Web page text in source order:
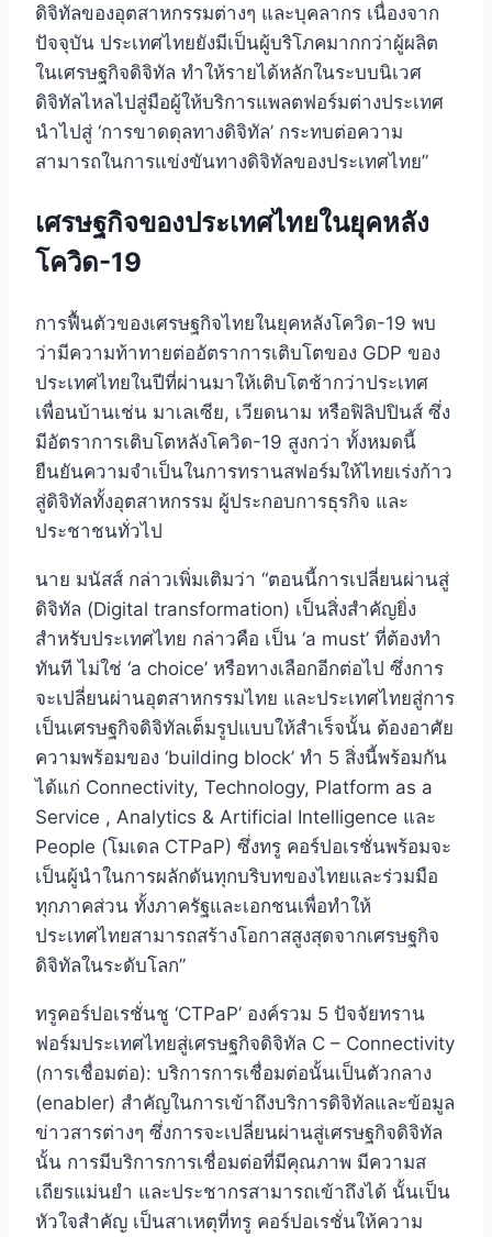
ดิจิทัลของอุตสาหกรรมต่างๆ และบุคลากร เนื่องจาก
ปัจจุบัน ประเทศไทยยังมีเป็นผู้บริโภคมากกว่าผู้ผลิต
ในเศรษฐกิจดิจิทัล ทำให้รายได้หลักในระบบนิเวศ
ดิจิทัลไหลไปสู่มือผู้ให้บริการแพลตฟอร์มต่างประเทศ
นำไปสู่ ‘การขาดดุลทางดิจิทัล’ กระทบต่อความ
สามารถในการแข่งขันทางดิจิทัลของประเทศไทย”
เศรษฐกิจของประเทศไทยในยุคหลัง
โควิด-19
การฟื้นตัวของเศรษฐกิจไทยในยุคหลังโควิด-19 พบ
ว่ามีความท้าทายต่ออัตราการเติบโตของ GDP ของ
ประเทศไทยในปีที่ผ่านมาให้เติบโตช้ากว่าประเทศ
เพื่อนบ้านเช่น มาเลเซีย, เวียดนาม หรือฟิลิปปินส์ ซึ่ง
มีอัตราการเติบโตหลังโควิด-19 สูงกว่า ทั้งหมดนี้
ยืนยันความจำเป็นในการทรานสฟอร์มให้ไทยเร่งก้าว
สู่ดิจิทัลทั้งอุตสาหกรรม ผู้ประกอบการธุรกิจ และ
ประชาชนทั่วไป
นาย มนัสส์ กล่าวเพิ่มเติมว่า “ตอนนี้การเปลี่ยนผ่านสู่
ดิจิทัล (Digital transformation) เป็นสิ่งสำคัญยิ่ง
สำหรับประเทศไทย กล่าวคือ เป็น ‘a must’ ที่ต้องทำ
ทันที ไม่ใช่ ‘a choice’ หรือทางเลือกอีกต่อไป ซึ่งการ
จะเปลี่ยนผ่านอุตสาหกรรมไทย และประเทศไทยสู่การ
เป็นเศรษฐกิจดิจิทัลเต็มรูปแบบให้สำเร็จนั้น ต้องอาศัย
ความพร้อมของ ‘building block’ ทำ 5 สิ่งนี้พร้อมกัน
ได้แก่ Connectivity, Technology, Platform as a
Service , Analytics & Artificial Intelligence และ
People (โมเดล CTPaP) ซึ่งทรู คอร์ปอเรชั่นพร้อมจะ
เป็นผู้นำในการผลักดันทุกบริบทของไทยและร่วมมือ
ทุกภาคส่วน ทั้งภาครัฐและเอกชนเพื่อทำให้
ประเทศไทยสามารถสร้างโอกาสสูงสุดจากเศรษฐกิจ
ดิจิทัลในระดับโลก”
ทรูคอร์ปอเรชั่นชู ‘CTPaP’ องค์รวม 5 ปัจจัยทราน
ฟอร์มประเทศไทยสู่เศรษฐกิจดิจิทัล C – Connectivity
(การเชื่อมต่อ): บริการการเชื่อมต่อนั้นเป็นตัวกลาง
(enabler) สำคัญในการเข้าถึงบริการดิจิทัลและข้อมูล
ข่าวสารต่างๆ ซึ่งการจะเปลี่ยนผ่านสู่เศรษฐกิจดิจิทัล
นั้น การมีบริการการเชื่อมต่อที่มีคุณภาพ มีความส
เถียรแม่นยำ และประชากรสามารถเข้าถึงได้ นั้นเป็น
หัวใจสำคัญ เป็นสาเหตุที่ทรู คอร์ปอเรชั่นให้ความ